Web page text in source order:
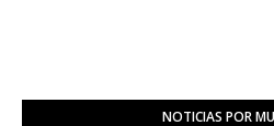
NOTICIAS POR